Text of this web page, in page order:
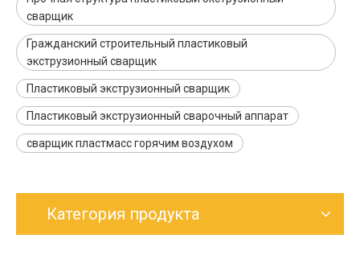
сварщик
Гражданский строительный пластиковый
экструзионный сварщик
Пластиковый экструзионный сварщик
Пластиковый экструзионный сварочный аппарат
сварщик пластмасс горячим воздухом
Категория продукта